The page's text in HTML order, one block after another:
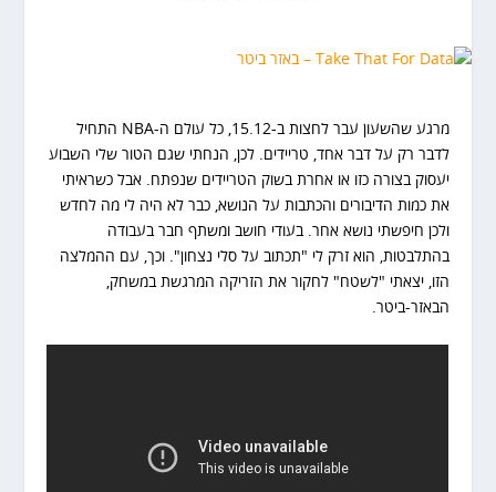
מרגע שהשעון עבר לחצות ב-15.12, כל עולם ה-NBA התחיל
לדבר רק על דבר אחד, טריידים. לכן, הנחתי שגם הטור שלי השבוע
יעסוק בצורה כזו או אחרת בשוק הטריידים שנפתח. אבל כשראיתי
את כמות הדיבורים והכתבות על הנושא, כבר לא היה לי מה לחדש
ולכן חיפשתי נושא אחר. בעודי חושב ומשתף חבר בעבודה
בהתלבטות, הוא זרק לי "תכתוב על סלי נצחון". וכך, עם ההמלצה
הזו, יצאתי "לשטח" לחקור את הזריקה המרגשת במשחק,
הבאזר-ביטר.